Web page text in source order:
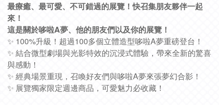
最療癒、最可愛、不可錯過的展覽！快召集朋友夥伴一起
來！
這是關於哆啦A夢、他的朋友們以及你的展覽！
✨ 100%升級！超過100多個立體造型哆啦A夢重磅登台！
✨ 結合微型劇場與光影特效的沉浸式體驗，帶來全新的驚喜
與感動！
✨ 經典場景重現，召喚好友們與哆啦A夢來張夢幻合影！
✨ 展覽獨家限定週邊商品，可愛魅力必收藏！